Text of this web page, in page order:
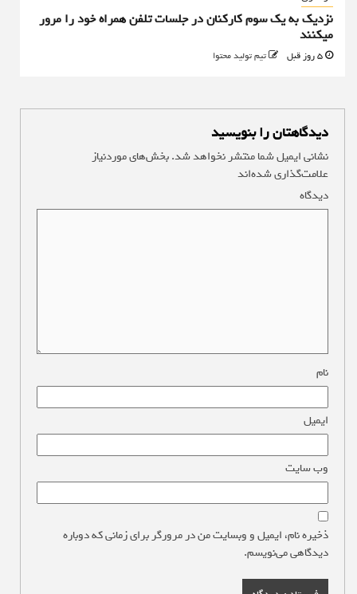
نزدیک به یک سوم کارکنان در جلسات تلفن همراه خود را مرور
میکنند
تیم تولید محتوا
دیدگاهتان را بنویسید
نشانی ایمیل شما منتشر نخواهد شد.بخش‌های موردنیاز
علامت‌گذاری شده‌اند
دیدگاه
نام
ایمیل
وب‌ سایت
ذخیره نام، ایمیل و وبسایت من در مرورگر برای زمانی که دوباره
دیدگاهی می‌نویسم.